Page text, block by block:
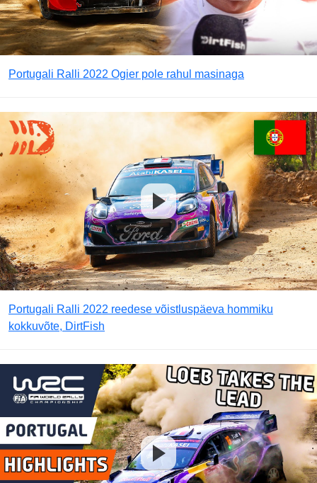
Portugali Ralli 2022 Ogier pole rahul masinaga
Portugali Ralli 2022 reedese võistluspäeva hommiku
kokkuvõte, DirtFish